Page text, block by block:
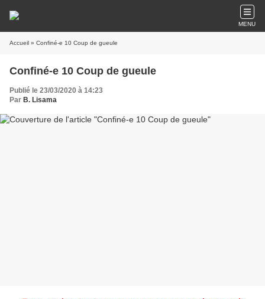
MENU
Accueil » Confiné-e 10 Coup de gueule
Confiné-e 10 Coup de gueule
Publié le 23/03/2020 à 14:23
Par B. Lisama